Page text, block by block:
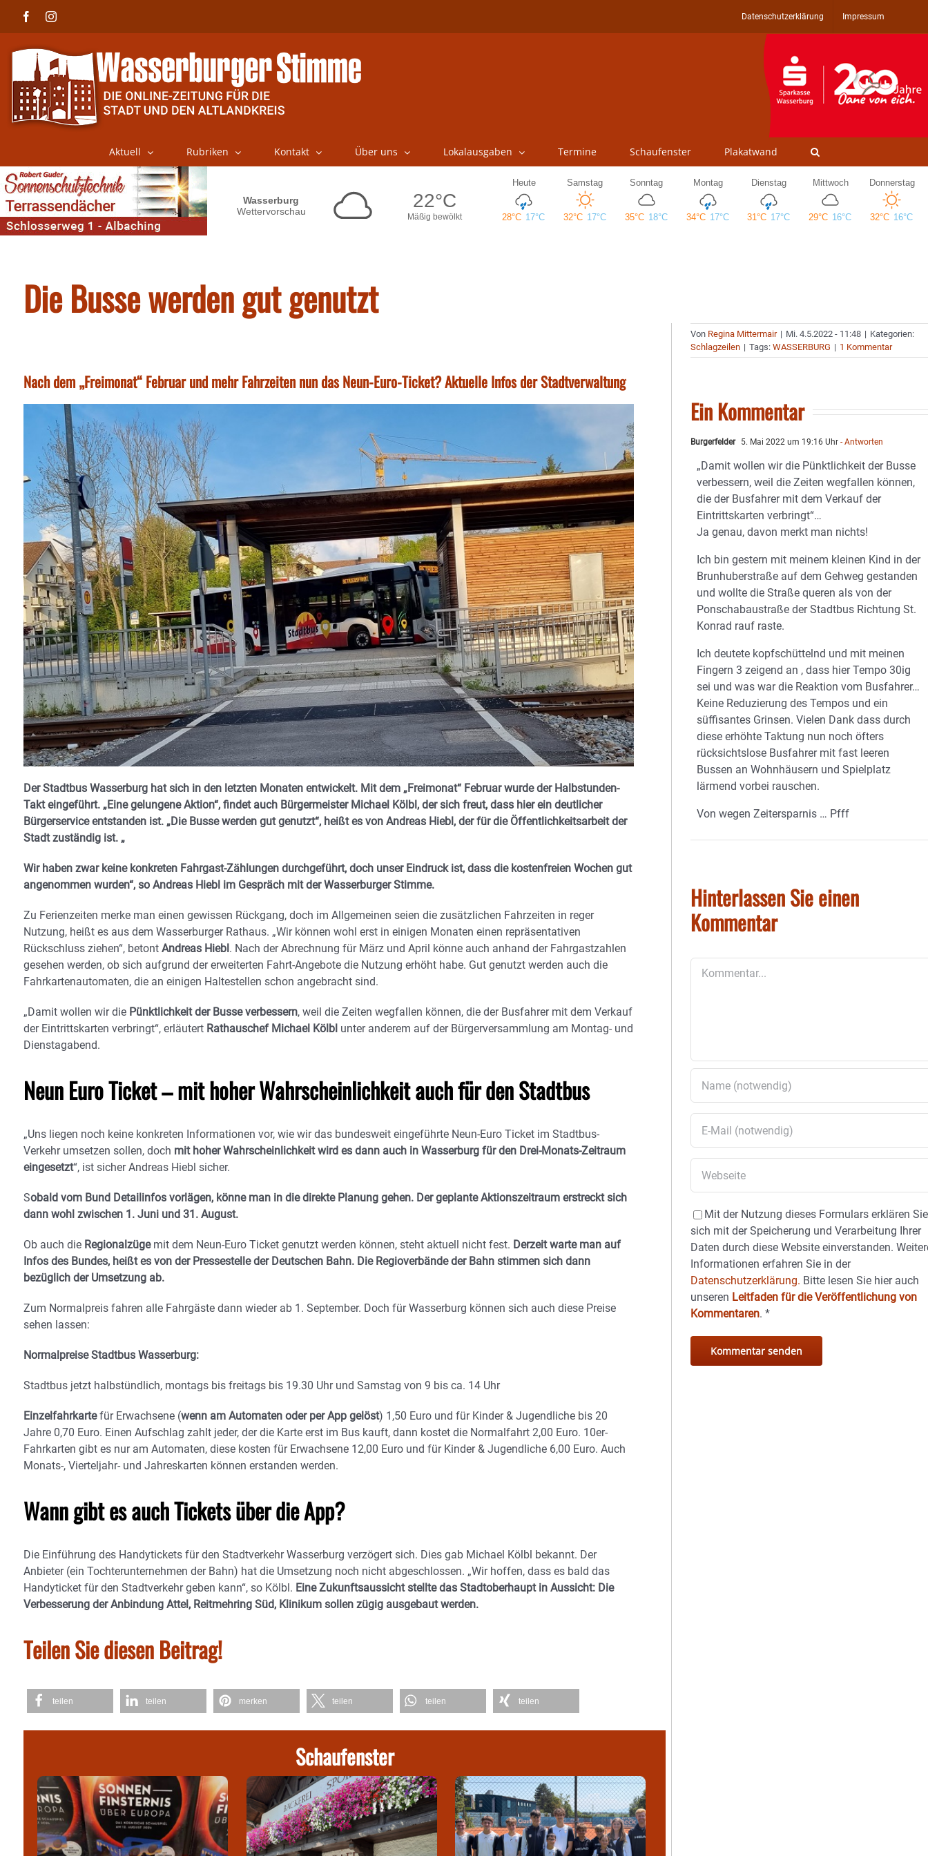
FacebookInstagram Datenschutzerklärung Impressum
Aktuell Rubriken Kontakt Über uns Lokalausgaben Termine Schaufenster Plakatwand
Die Busse werden gut genutzt
Nach dem „Freimonat“ Februar und mehr Fahrzeiten nun das Neun-Euro-Ticket? Aktuelle Infos der Stadtverwaltung
Der Stadtbus Wasserburg hat sich in den letzten Monaten entwickelt. Mit dem „Freimonat“ Februar wurde der Halbstunden-
Takt eingeführt. „Eine gelungene Aktion“, findet auch Bürgermeister Michael Kölbl, der sich freut, dass hier ein deutlicher
Bürgerservice entstanden ist. „Die Busse werden gut genutzt“, heißt es von Andreas Hiebl, der für die Öffentlichkeitsarbeit der
Stadt zuständig ist. „
Wir haben zwar keine konkreten Fahrgast-Zählungen durchgeführt, doch unser Eindruck ist, dass die kostenfreien Wochen gut
angenommen wurden“, so Andreas Hiebl im Gespräch mit der Wasserburger Stimme.
Zu Ferienzeiten merke man einen gewissen Rückgang, doch im Allgemeinen seien die zusätzlichen Fahrzeiten in reger
Nutzung, heißt es aus dem Wasserburger Rathaus. „Wir können wohl erst in einigen Monaten einen repräsentativen
Rückschluss ziehen“, betont Andreas Hiebl . Nach der Abrechnung für März und April könne auch anhand der Fahrgastzahlen
gesehen werden, ob sich aufgrund der erweiterten Fahrt-Angebote die Nutzung erhöht habe. Gut genutzt werden auch die
Fahrkartenautomaten, die an einigen Haltestellen schon angebracht sind.
„Damit wollen wir die Pünktlichkeit der Busse verbessern, weil die Zeiten wegfallen können, die der Busfahrer mit dem Verkauf
der Eintrittskarten verbringt“, erläutert Rathauschef Michael Kölbl unter anderem auf der Bürgerversammlung am Montag- und
Dienstagabend.
Neun Euro Ticket – mit hoher Wahrscheinlichkeit auch für den Stadtbus
„Uns liegen noch keine konkreten Informationen vor, wie wir das bundesweit eingeführte Neun-Euro Ticket im Stadtbus-
Verkehr umsetzen sollen, doch mit hoher Wahrscheinlichkeit wird es dann auch in Wasserburg für den Drei-Monats-Zeitraum
eingesetzt“, ist sicher Andreas Hiebl sicher.
Sobald vom Bund Detailinfos vorlägen, könne man in die direkte Planung gehen. Der geplante Aktionszeitraum erstreckt sich
dann wohl zwischen 1. Juni und 31. August.
Ob auch die Regionalzügemit dem Neun-Euro Ticket genutzt werden können, steht aktuell nicht fest. Derzeit warte man auf
Infos des Bundes, heißt es von der Pressestelle der Deutschen Bahn. Die Regioverbände der Bahn stimmen sich dann
bezüglich der Umsetzung ab.
Zum Normalpreis fahren alle Fahrgäste dann wieder ab 1. September. Doch für Wasserburg können sich auch diese Preise
sehen lassen:
Normalpreise Stadtbus Wasserburg:
Stadtbus jetzt halbstündlich, montags bis freitags bis 19.30 Uhr und Samstag von 9 bis ca. 14 Uhr
Einzelfahrkartefür Erwachsene (wenn am Automaten oder per App gelöst) 1,50 Euro und für Kinder & Jugendliche bis 20
Jahre 0,70 Euro. Einen Aufschlag zahlt jeder, der die Karte erst im Bus kauft, dann kostet die Normalfahrt 2,00 Euro. 10er-
Fahrkarten gibt es nur am Automaten, diese kosten für Erwachsene 12,00 Euro und für Kinder & Jugendliche 6,00 Euro. Auch
Monats-, Vierteljahr- und Jahreskarten können erstanden werden.
Wann gibt es auch Tickets über die App?
Die Einführung des Handytickets für den Stadtverkehr Wasserburg verzögert sich. Dies gab Michael Kölbl bekannt. Der
Anbieter (ein Tochterunternehmen der Bahn) hat die Umsetzung noch nicht abgeschlossen. „Wir hoffen, dass es bald das
Handyticket für den Stadtverkehr geben kann“, so Kölbl. Eine Zukunftsaussicht stellte das Stadtoberhaupt in Aussicht: Die
Verbesserung der Anbindung Attel, Reitmehring Süd, Klinikum sollen zügig ausgebaut werden.
Teilen Sie diesen Beitrag!
teilen teilen merken teilen teilen teilen
Schaufenster
Von Regina Mittermair | Mi. 4.5.2022 - 11:48 | Kategorien:
Schlagzeilen | Tags:WASSERBURG | 1 Kommentar
Ein Kommentar
Burgerfelder 5. Mai 2022 um 19:16 Uhr - Antworten
„Damit wollen wir die Pünktlichkeit der Busse
verbessern, weil die Zeiten wegfallen können,
die der Busfahrer mit dem Verkauf der
Eintrittskarten verbringt“…
Ja genau, davon merkt man nichts!
Ich bin gestern mit meinem kleinen Kind in der
Brunhuberstraße auf dem Gehweg gestanden
und wollte die Straße queren als von der
Ponschabaustraße der Stadtbus Richtung St.
Konrad rauf raste.
Ich deutete kopfschüttelnd und mit meinen
Fingern 3 zeigend an , dass hier Tempo 30ig
sei und was war die Reaktion vom Busfahrer…
Keine Reduzierung des Tempos und ein
süffisantes Grinsen. Vielen Dank dass durch
diese erhöhte Taktung nun noch öfters
rücksichtslose Busfahrer mit fast leeren
Bussen an Wohnhäusern und Spielplatz
lärmend vorbei rauschen.
Von wegen Zeitersparnis … Pfff
Hinterlassen Sie einen
Kommentar
Mit der Nutzung dieses Formulars erklären Sie
sich mit der Speicherung und Verarbeitung Ihrer
Daten durch diese Website einverstanden.
Informationen erfahren Sie in der
Datenschutzerklärung. Bitte lesen Sie hier auch
unseren Leitfaden für die Veröffentlichung von
Kommentaren.*